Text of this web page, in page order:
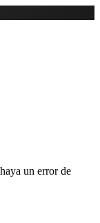
un error de